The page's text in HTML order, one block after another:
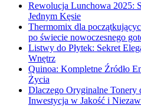
Rewolucja Lunchowa 2025:
Jednym Kęsie
Thermomix dla
po świecie nowoczesnego
Listwy do Płytek: Sekret
Wnętrz
Quinoa: Kompletne Źródło
Życia
Dlaczego Oryginalne
Inwestycja w Jakość i